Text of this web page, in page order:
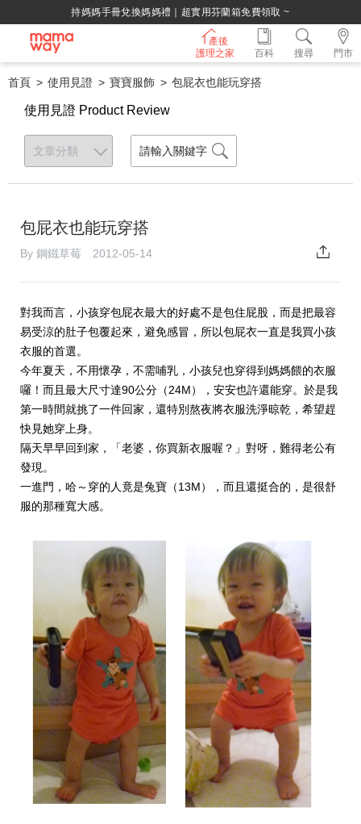
持媽媽手冊兌換媽媽禮｜超實用芬蘭箱免費領取 ~
產後
護理之家
門市
百科 搜尋
首頁 使用見證 寶寶服飾 包屁衣也能玩穿搭
使用見證 Product Review
包屁衣也能玩穿搭
By 鋼鐵草莓 2012-05-14
對我而言，小孩穿包屁衣最大的好處不是包住屁股，而是把最容
易受涼的肚子包覆起來，避免感冒，所以包屁衣一直是我買小孩
衣服的首選。
今年夏天，不用懷孕，不需哺乳，小孩兒也穿得到媽媽餵的衣服
囉！而且最大尺寸達90公分（24M），安安也許還能穿。於是我
第一時間就挑了一件回家，還特別熬夜將衣服洗淨晾乾，希望趕
快見她穿上身。
隔天早早回到家，「老婆，你買新衣服喔？」對呀，難得老公有
發現。
一進門，哈～穿的人竟是兔寶（13M），而且還挺合的，是很舒
服的那種寬大感。